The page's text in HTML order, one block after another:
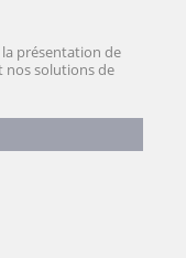
présentation de
nos solutions de